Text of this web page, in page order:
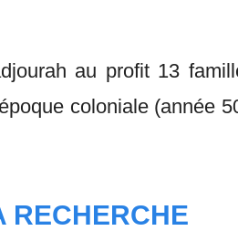
au profit 13
coloniale (année
RECHERCHE